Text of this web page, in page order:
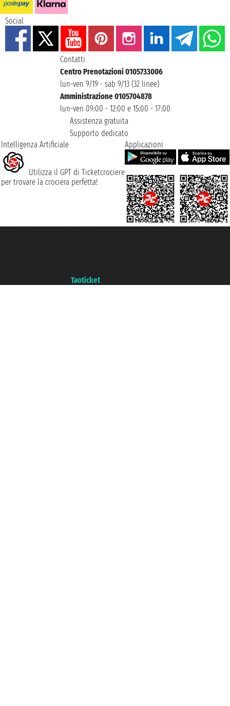
Social
Contatti
Centro Prenotazioni 0105733006
lun-ven 9/19 - sab 9/13 (32 linee)
Amministrazione 0105704878
lun-ven 09:00 - 12:00 e 15:00 - 17:00
Assistenza gratuita
Supporto dedicato
Intelligenza Artificiale
Utilizza il GPT di Ticketcrociere
per trovare la crociera perfetta!
Applicazioni
Taoticket